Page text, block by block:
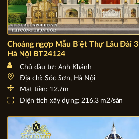
Choáng ngợp Mẫu Biệt Thự Lâu Đài 3
Hà Nội BT24124
Chủ đầu tư: Anh Khánh
Địa chỉ: Sóc Sơn, Hà Nội
Mặt tiền: 12.7m
Diện tích xây dựng: 216.3 m2/sàn